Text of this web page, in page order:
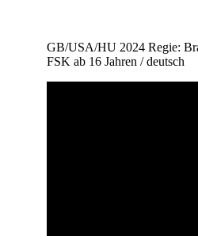
GB/USA/HU 2024 Regie:
FSK ab 16 Jahren / deutsch